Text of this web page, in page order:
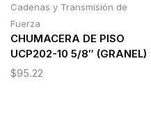
Cadenas y Transmisión de
Fuerza
CHUMACERA DE PISO
UCP202-10 5/8″ (GRANEL)
$95.22